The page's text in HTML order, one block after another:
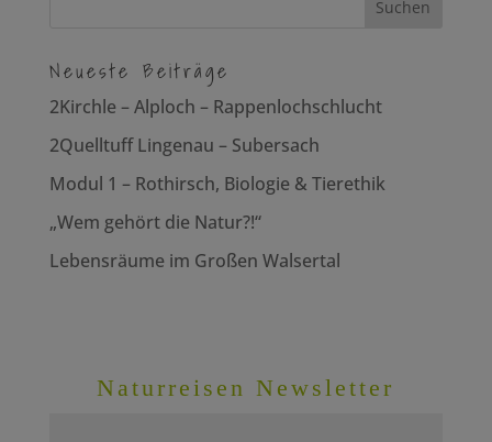
Neueste Beiträge
2Kirchle – Alploch – Rappenlochschlucht
2Quelltuff Lingenau – Subersach
Modul 1 – Rothirsch, Biologie & Tierethik
„Wem gehört die Natur?!“
Lebensräume im Großen Walsertal
Naturreisen Newsletter